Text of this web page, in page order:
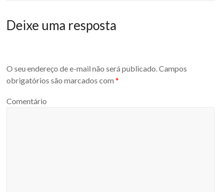
Deixe uma resposta
O seu endereço de e-mail não será publicado.Campos
obrigatórios são marcados com*
Comentário